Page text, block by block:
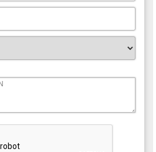
rãi, thiết kế 3 ngăn tiện lợi